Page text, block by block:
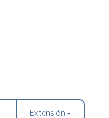
Extensión